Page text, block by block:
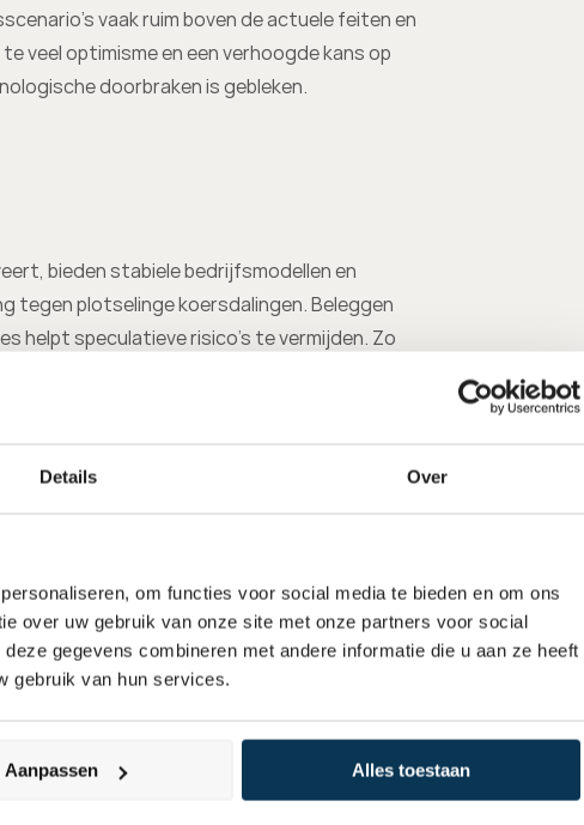
Details Over
om functies voor social media te bieden en om ons
over uw gebruik van onze site met onze partners voor social
gegevens combineren met andere informatie die u aan ze heeft
gebruik van hun services.
Aanpassen Alles toestaan
vaak ruim boven de actuele feiten en
veel optimisme en een verhoogde kans op
doorbraken is gebleken.
bieden stabiele bedrijfsmodellen en
tegen plotselinge koersdalingen. Beleggen
helpt speculatieve risico’s te vermijden. Zo
voor economische groei, maar het is
kortstondige euforie en duurzame
is hetzelfde: financiële robuustheid en stabiele
termijn succesvol is. Daarom is het
met bewezen verdienmodellen en gezonde
stabiele basis om te profiteren van